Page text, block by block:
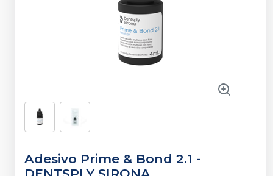
Adesivo Prime & Bond 2.1 -